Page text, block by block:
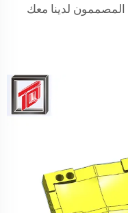
المصممون لدينا معك